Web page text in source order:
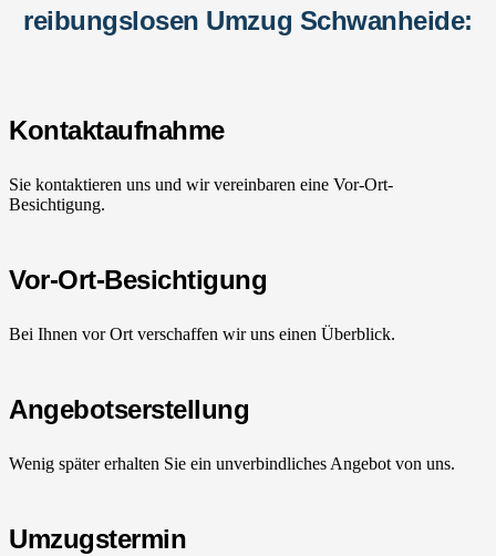
reibungslosen Umzug Schwanheide:
Kontaktaufnahme
Sie kontaktieren uns und wir vereinbaren eine Vor-Ort-
Besichtigung.
Vor-Ort-Besichtigung
Bei Ihnen vor Ort verschaffen wir uns einen Überblick.
Angebotserstellung
Wenig später erhalten Sie ein unverbindliches Angebot von uns.
Umzugstermin